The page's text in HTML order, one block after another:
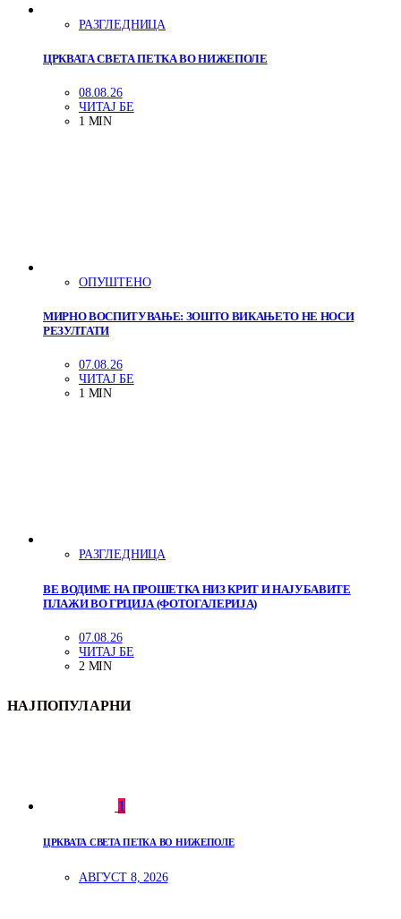
РАЗГЛЕДНИЦА
ЦРКВАТА СВЕТА ПЕТКА ВО НИЖЕПОЛЕ
08.08.26
ЧИТАЈ БЕ
1 MIN
ОПУШТЕНО
МИРНО ВОСПИТУВАЊЕ: ЗОШТО ВИКАЊЕТО НЕ НОСИ
РЕЗУЛТАТИ
07.08.26
ЧИТАЈ БЕ
1 MIN
РАЗГЛЕДНИЦА
ВЕ ВОДИМЕ НА ПРОШЕТКА НИЗ КРИТ И НАЈУБАВИТЕ
ПЛАЖИ ВО ГРЦИЈА (ФОТОГАЛЕРИЈА)
07.08.26
ЧИТАЈ БЕ
2 MIN
НАЈПОПУЛАРНИ
1
ЦРКВАТА СВЕТА ПЕТКА ВО НИЖЕПОЛЕ
АВГУСТ 8, 2026